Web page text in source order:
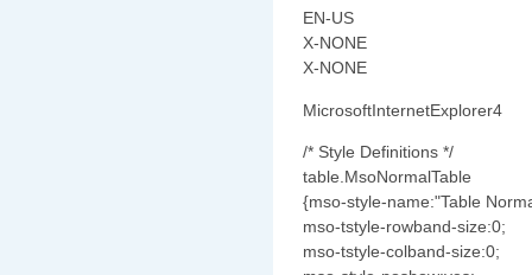
EN-US
X-NONE
X-NONE
MicrosoftInternetExplorer4
/* Style Definitions */
table.MsoNormalTable
{mso-style-name:"Table
mso-tstyle-rowband-size:0;
mso-tstyle-colband-size:0;